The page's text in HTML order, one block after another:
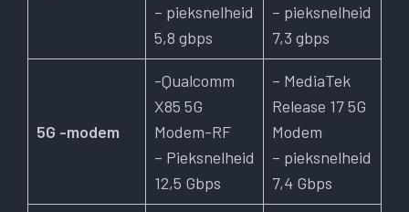
– pieksnelheid
5,8 gbps
– pieksnelheid
7,3 gbps
5G -modem
-Qualcomm
X85 5G
Modem-RF
– Pieksnelheid
12,5 Gbps
– MediaTek
Release 17 5G
Modem
– pieksnelheid
7,4 Gbps